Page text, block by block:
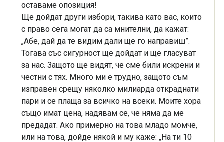
оставаме опозиция!
Ще дойдат други избори, такива като вас, които
с право сега могат да са мнителни, да кажат:
„Абе, дай да те видим дали ще го направиш”.
Тогава със сигурност ще дойдат и ще гласуват
за нас. Защото ще видят, че сме били искрени и
честни с тях. Много ми е трудно, защото съм
изправен срещу няколко милиарда откраднати
пари и се плаща за всичко на всеки. Моите хора
също имат цена, надявам се, че няма да ме
предадат. Ако примерно на това младо момче,
или на това, дойде някой и му каже: „На ти 10